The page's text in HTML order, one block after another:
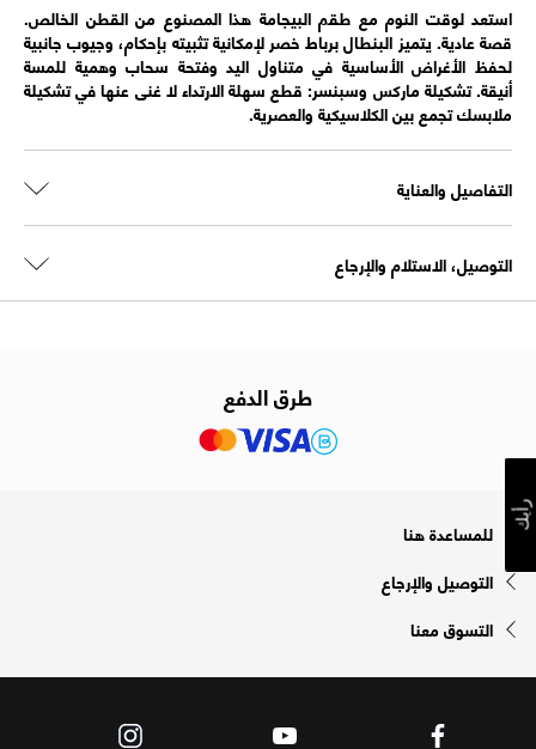
استعد لوقت النوم مع طقم البيجامة هذا المصنوع من القطن الخالص.
قصة عادية. يتميز البنطال برباط خصر لإمكانية تثبيته بإحكام، وجيوب جانبية
لحفظ الأغراض الأساسية في متناول اليد وفتحة سحاب وهمية للمسة
أنيقة. تشكيلة ماركس وسبنسر: قطع سهلة الارتداء لا غنى عنها في تشكيلة
ملابسك تجمع بين الكلاسيكية والعصرية.
التفاصيل والعناية
التوصيل، الاستلام والإرجاع
طرق الدفع
للمساعدة هنا
التوصيل والإرجاع
التسوق معنا
رأيك